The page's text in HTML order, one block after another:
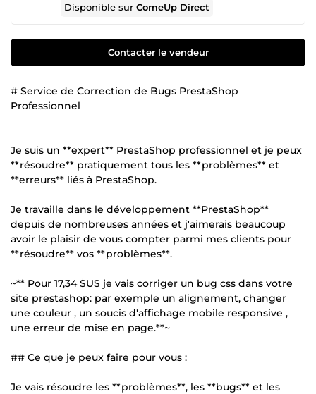
Disponible surComeUp Direct
Contacter le vendeur
# Service de Correction de Bugs PrestaShop
Professionnel
Je suis un **expert** PrestaShop professionnel et je peux
**résoudre** pratiquement tous les **problèmes** et
**erreurs** liés à PrestaShop.
Je travaille dans le développement **PrestaShop**
depuis de nombreuses années et j'aimerais beaucoup
avoir le plaisir de vous compter parmi mes clients pour
**résoudre** vos **problèmes**.
~** Pour 17,34 $US je vais corriger un bug css dans votre
site prestashop: par exemple un alignement, changer
une couleur , un soucis d'affichage mobile responsive ,
une erreur de mise en page.**~
## Ce que je peux faire pour vous :
Je vais résoudre les **problèmes**, les **bugs** et les